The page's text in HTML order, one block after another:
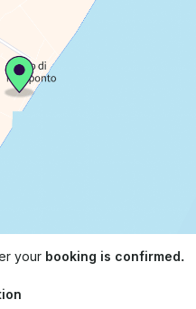
your booking is confirmed.